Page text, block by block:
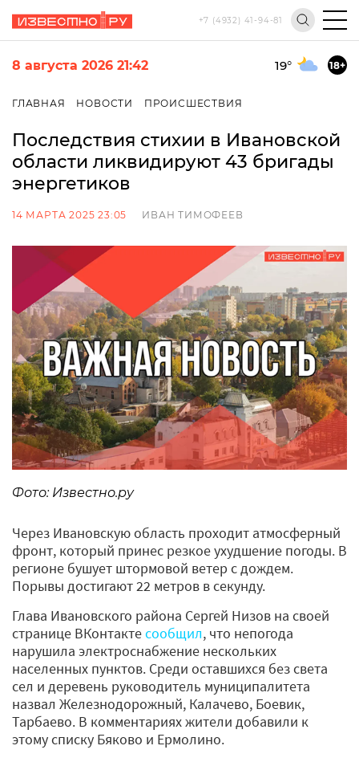
+7 (4932) 41-94-81
8 августа 2026 21:42 19° 18+
ГЛАВНАЯ НОВОСТИ ПРОИСШЕСТВИЯ
Последствия стихии в Ивановской
области ликвидируют 43 бригады
энергетиков
14 МАРТА 2025 23:05 ИВАН ТИМОФЕЕВ
Фото: Известно.ру
Через Ивановскую область проходит атмосферный
фронт, который принес резкое ухудшение погоды. В
регионе бушует штормовой ветер с дождем.
Порывы достигают 22 метров в секунду.
Глава Ивановского района Сергей Низов на своей
странице ВКонтактесообщил, что непогода
нарушила электроснабжение нескольких
населенных пунктов. Среди оставшихся без света
сел и деревень руководитель муниципалитета
назвал Железнодорожный, Калачево, Боевик,
Тарбаево. В комментариях жители добавили к
этому списку Бяково и Ермолино.